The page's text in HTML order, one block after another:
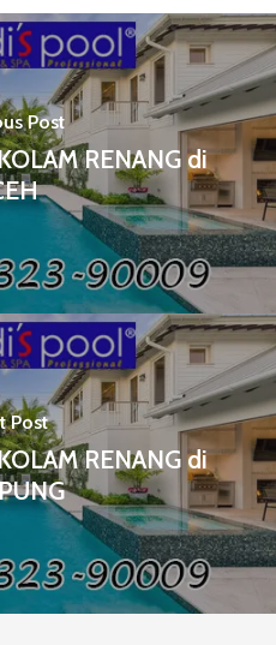
Post
RENANG di
Post
RENANG di